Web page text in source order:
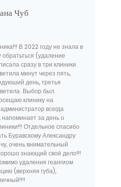
Чуб
В 2022 году не знала в
обратьться (удаление
сразу в три клиники.
минут через пять,
день, третья
Выбор был
клинику на
всегда
напоминает за день о
Отдельное спасибо
Буравскому Александру
очень внимательный
знающий своё дело!!!
удаления геангиом
(верхняя губа),